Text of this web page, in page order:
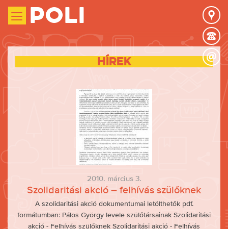
Poli
Hírek
2010. március 3.
Szolidaritási akció – felhívás szülőknek
A szolidaritási akció dokumentumai letölthetők pdf.
formátumban: Pálos György levele szülőtársainak Szolidaritási
akció - Felhívás szülőknek Szolidaritási akció - Felhívás